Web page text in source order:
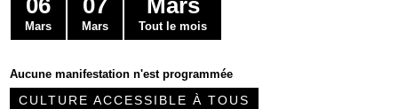
06
Mars
07
Mars
Mars
Tout le mois
Aucune manifestation n'est programmée
CULTURE ACCESSIBLE À TOUS